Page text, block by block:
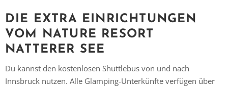
DIE EXTRA EINRICHTUNGEN
VOM NATURE RESORT
NATTERER SEE
Du kannst den kostenlosen Shuttlebus von und nach
Innsbruck nutzen. Alle Glamping-Unterkünfte verfügen über